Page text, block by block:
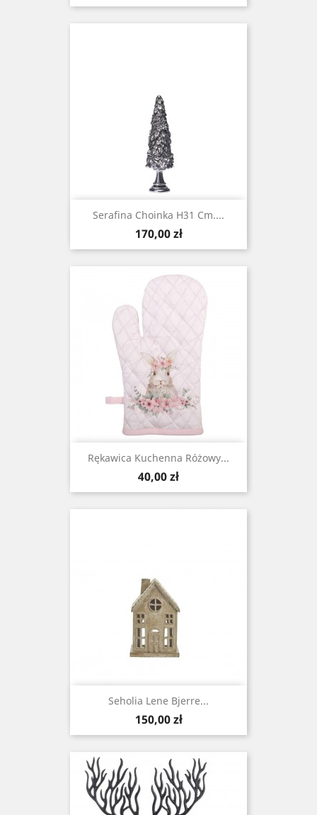
Serafina Choinka H31 Cm....
Cena
170,00 zł
Rękawica Kuchenna Różowy...
Cena
40,00 zł
Seholia Lene Bjerre...
Cena
150,00 zł